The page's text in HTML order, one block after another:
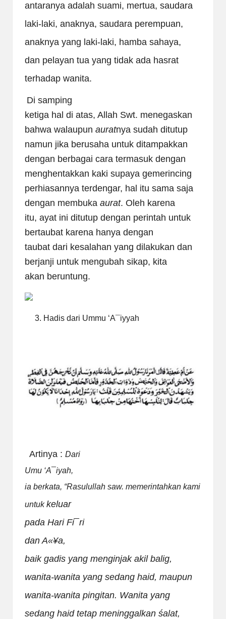
antaranya adalah suami, mertua, saudara
laki-laki, anaknya, saudara perempuan,
anaknya yang laki-laki, hamba sahaya,
dan pelayan tua yang tidak ada hasrat
terhadap wanita.
Di samping
ketiga hal di atas, Allah Swt. menegaskan
bahwa walaupun auratnya sudah ditutup
namun jika berusaha untuk ditampakkan
dengan berbagai cara termasuk dengan
menghentakkan kaki supaya gemerincing
perhiasannya terdengar, hal itu sama saja
dengan membuka aurat. Oleh karena
itu, ayat ini ditutup dengan perintah untuk
bertaubat karena hanya dengan
taubat dari kesalahan yang dilakukan dan
berjanji untuk mengubah sikap, kita
akan beruntung.
3. Hadis dari Ummu ‘A¯iyyah
Artinya : Dari
Umu ‘A iyah,
ia berkata, “Rasulullah saw. memerintahkan kami
untukkeluar
pada Hari Fi¯ri
dan A«¥a,
baik gadis yang menginjak akil balig,
wanita-wanita yang sedang haid, maupun
wanita-wanita pingitan. Wanita yang
sedang haid tetap meninggalkan śalat,